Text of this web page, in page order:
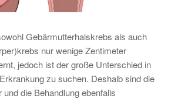
Gebärmutterhalskrebs als auch
nur wenige Zentimeter
jedoch ist der große Unterschied in
zu suchen. Deshalb sind die
die Behandlung ebenfalls